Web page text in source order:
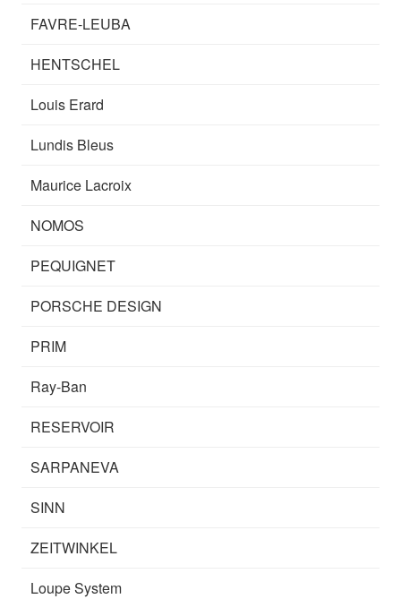
FAVRE-LEUBA
HENTSCHEL
Louis Erard
Lundis Bleus
Maurice Lacroix
NOMOS
PEQUIGNET
PORSCHE DESIGN
PRIM
Ray-Ban
RESERVOIR
SARPANEVA
SINN
ZEITWINKEL
Loupe System